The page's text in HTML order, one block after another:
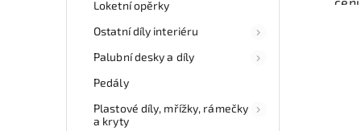
Loketní opěrky
Ostatní díly interiéru
Palubní desky a díly
Pedály
Plastové díly, mřížky, rámečky
a kryty